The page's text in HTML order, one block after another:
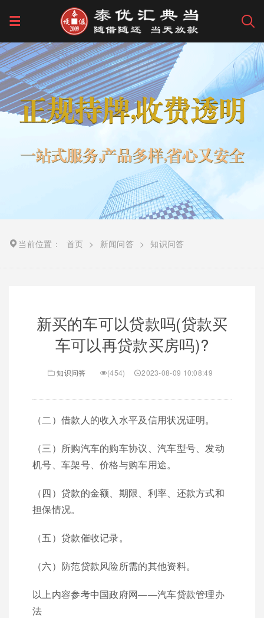
当前位置： 首页 > 新闻问答 > 知识问答
新买的车可以贷款吗(贷款买
车可以再贷款买房吗)?
知识问答 (454) 2023-08-09 10:08:49
（二）借款人的收入水平及信用状况证明。
（三）所购汽车的购车协议、汽车型号、发动
机号、车架号、价格与购车用途。
（四）贷款的金额、期限、利率、还款方式和
担保情况。
（五）贷款催收记录。
（六）防范贷款风险所需的其他资料。
以上内容参考中国政府网——汽车贷款管理办
法